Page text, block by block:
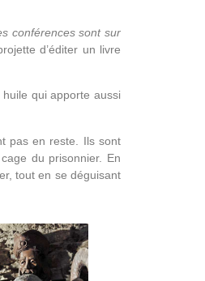
conférences sont sur
d’éditer un livre
qui apporte aussi
pas en reste. Ils sont
du prisonnier. En
tout en se déguisant